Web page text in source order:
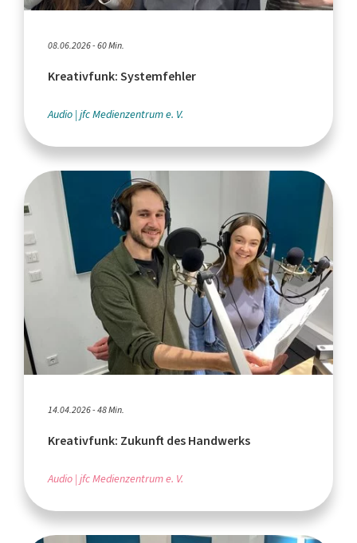
08.06.2026 - 60 Min.
Kreativfunk: Systemfehler
Audio jfc Medienzentrum e. V.
14.04.2026 - 48 Min.
Kreativfunk: Zukunft des Handwerks
Audio jfc Medienzentrum e. V.